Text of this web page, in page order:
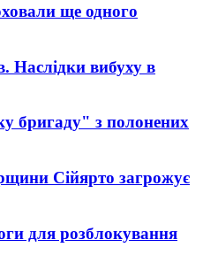
ще одного
Наслідки вибуху в
бригаду" з полонених
Сійярто загрожує
для розблокування